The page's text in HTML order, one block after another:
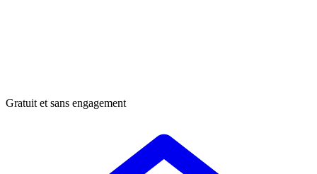
Gratuit et sans engagement